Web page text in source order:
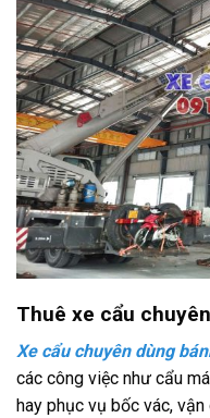
Thuê xe cẩu
Xe cẩu chuyên dùng
các công việc như cẩu
hay phục vụ bốc vác,